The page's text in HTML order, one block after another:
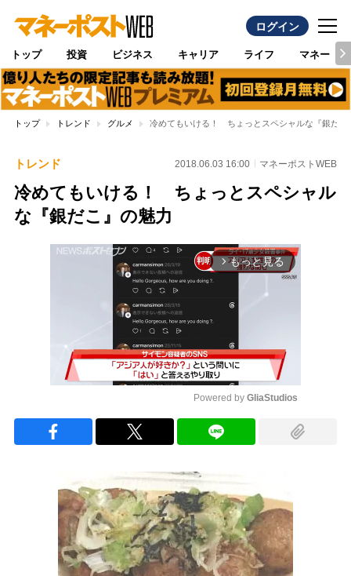
ログイン
トップ 投資 ビジネス キャリア ライフ マネー
トップ トレンド グルメ 冷めてもいける！ ちょっとスペシャルな『銀だこ
トレンド 2018.06.03 16:00 マネーポストWEB
冷めてもいける！ ちょっとスペシャル
な『銀だこ』の魅力
arrow_forward_ios もっと見る
Powered by GliaStudios